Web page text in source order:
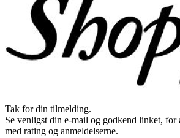
Tak for din tilmelding.
Se venligst din e-mail og godkend linket, for
med rating og anmeldelserne.